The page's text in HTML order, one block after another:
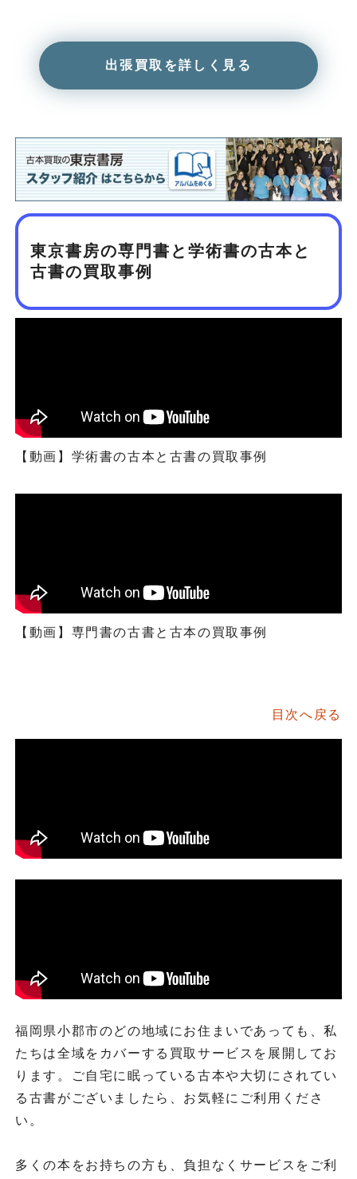
出張買取を詳しく見る
東京書房の専門書と学術書の古本と
古書の買取事例
【動画】学術書の古本と古書の買取事例
【動画】専門書の古書と古本の買取事例
目次へ戻る
福岡県小郡市のどの地域にお住まいであっても、私
たちは全域をカバーする買取サービスを展開してお
ります。ご自宅に眠っている古本や大切にされてい
る古書がございましたら、お気軽にご利用くださ
い。
多くの本をお持ちの方も、負担なくサービスをご利